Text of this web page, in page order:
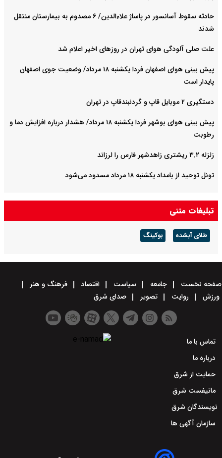
حادثه سقوط آسانسور در پاساژ علاءالدین/ ۶ مصدوم به بیمارستان منتقل
شدند
علت صلی آلودگی هوای تهران در روزهای اخیر اعلام شد
پیش بینی هوای اصفهان فردا یکشنبه ۱۸ مرداد/ وضعیت جوی اصفهان
پایدار است
دستگیری ۲ موبایل قاپ و گردنبندقاپ در تهران
پیش بینی هوای بوشهر فردا یکشنبه ۱۸ مرداد/ هشدار درباره افزایش دما و
رطوبت
زلزله ۳.۲ ریشتری زاهدشهر فارس را لرزاند
تونل توحید از بامداد یکشنبه ۱۸ مرداد مسدود می‌شود
تبلیغات متنی
طلای آبشده بوکینگ
صفحه نخست جامعه سیاست اقتصاد
فرهنگ و هنر
ورزش
روایت تصویر صدای شرق
تماس با ما
درباره ما
حمایت از شرق
مانیفست شرق
نویسندگان شرق
سازمان آگهی ها